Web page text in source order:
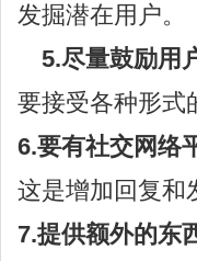
发掘潜在用户。
5.尽量鼓励用
要接受各种形式
6.要有社交网络
这是增加回复和
7.提供额外的东